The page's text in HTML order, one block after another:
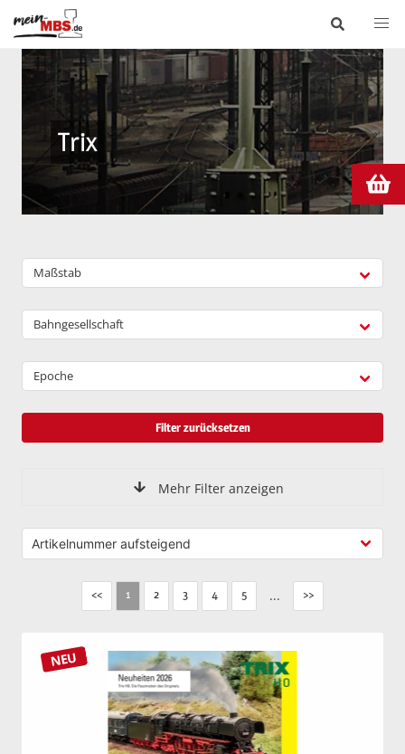
Trix
Maßstab
Bahngesellschaft
Epoche
Filter zurücksetzen
Mehr Filter anzeigen
<< 1 2 3 4 5 ... >>
NEU